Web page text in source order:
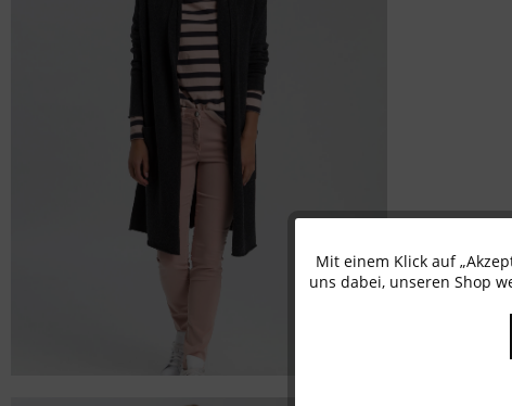
Funktionale
Mit einem Klick auf
uns dabei, unseren Shop